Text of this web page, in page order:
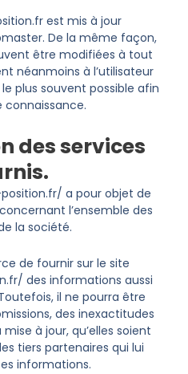
est mis à jour
De la même façon,
être modifiées à tout
néanmoins à l’utilisateur
plus souvent possible afin
connaissance.
des services
a pour objet de
l’ensemble des
la société.
de fournir sur le site
des informations aussi
il ne pourra être
des inexactitudes
à jour, qu’elles soient
tiers partenaires qui lui
informations.